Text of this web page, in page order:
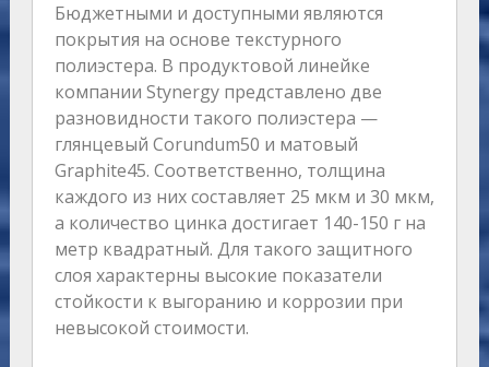
Бюджетными и доступными являются
покрытия на основе текстурного
полиэстера. В продуктовой линейке
компании Stynergy представлено две
разновидности такого полиэстера —
глянцевый Сorundum50 и матовый
Graphite45. Cоответственно, толщина
каждого из них составляет 25 мкм и 30 мкм,
а количество цинка достигает 140-150 г на
метр квадратный. Для такого защитного
слоя характерны высокие показатели
стойкости к выгоранию и коррозии при
невысокой стоимости.